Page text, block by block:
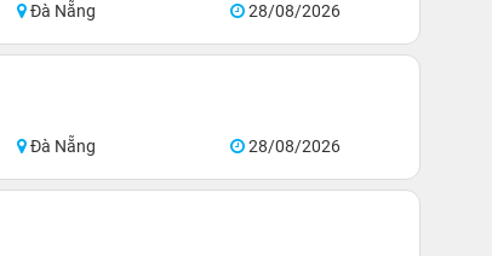
Đà Nẵng 28/08/2026
Đà Nẵng 28/08/2026